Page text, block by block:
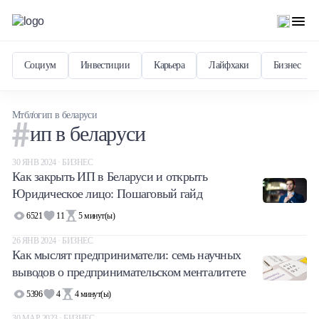
Социум Инвестиции Карьера Лайфхаки Бизнес
Мтблогип в беларуси
ип в беларуси
30 ЯНВ 2024 · БИЗНЕС
Как закрыть ИП в Беларуси и открыть
Юридическое лицо: Пошаговый гайд
6521 11 5минут(ы)
26 ЯНВ 2024 · БИЗНЕС
Как мыслят предприниматели: семь научных
выводов о предпринимательском менталитете
5396 4 4 минут(ы)